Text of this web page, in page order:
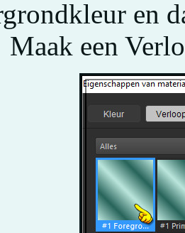
en
Maak een